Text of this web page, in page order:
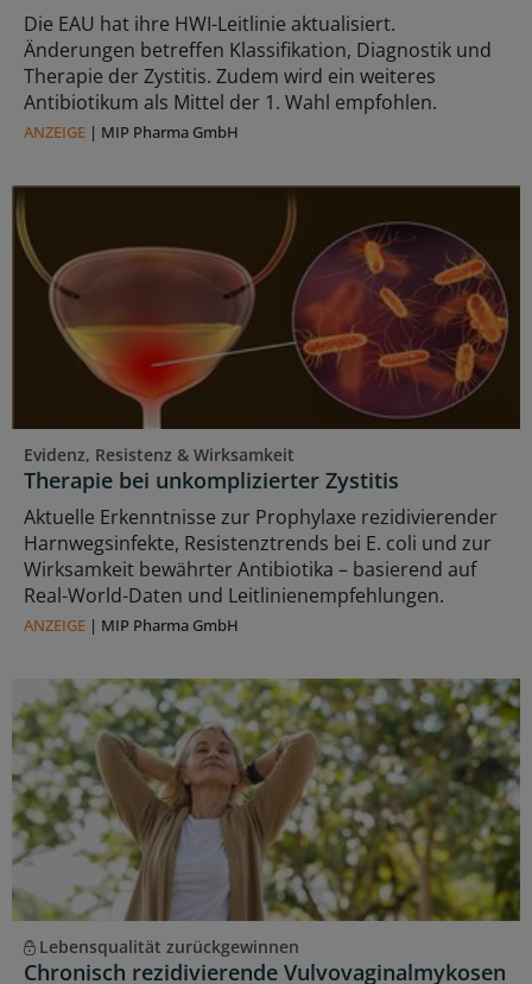
Die EAU hat ihre HWI-Leitlinie aktualisiert.
Änderungen betreffen Klassifikation, Diagnostik und
Therapie der Zystitis. Zudem wird ein weiteres
Antibiotikum als Mittel der 1. Wahl empfohlen.
ANZEIGE | MIP Pharma GmbH
Evidenz, Resistenz & Wirksamkeit
Therapie bei unkomplizierter Zystitis
Aktuelle Erkenntnisse zur Prophylaxe rezidivierender
Harnwegsinfekte, Resistenztrends bei E. coli und zur
Wirksamkeit bewährter Antibiotika – basierend auf
Real-World-Daten und Leitlinienempfehlungen.
ANZEIGE | MIP Pharma GmbH
Lebensqualität zurückgewinnen
Chronisch rezidivierende Vulvovaginalmykosen